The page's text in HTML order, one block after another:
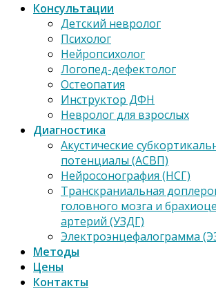
Консультации
Детский невролог
Психолог
Нейропсихолог
Логопед-дефектолог
Остеопатия
Инструктор ДФН
Невролог для взрослых
Диагностика
Акустические
потенциалы (АСВП)
Нейросонография (НСГ)
Транскраниальная
головного мозга и
артерий (УЗДГ)
Электроэнцефалограмма
Методы
Цены
Контакты